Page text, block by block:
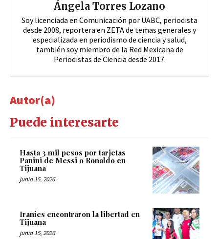
Ángela Torres Lozano
Soy licenciada en Comunicación por UABC, periodista
desde 2008, reportera en ZETA de temas generales y
especializada en periodismo de ciencia y salud,
también soy miembro de la Red Mexicana de
Periodistas de Ciencia desde 2017.
Autor(a)
Puede interesarte
Hasta 3 mil pesos por tarjetas
Panini de Messi o Ronaldo en
Tijuana
junio 15, 2026
Iraníes encontraron la libertad en
Tijuana
junio 15, 2026